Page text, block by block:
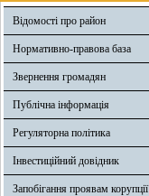
Відомості про район
Нормативно-правова база
Звернення громадян
Публічна інформація
Регуляторна політика
Інвестиційний довідник
Запобігання проявам корупції